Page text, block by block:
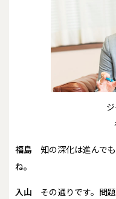
福島 知の深化は進んで
ね。
入山 その通りです。問